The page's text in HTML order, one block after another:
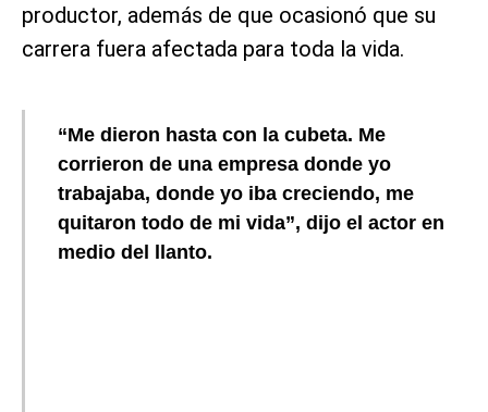
productor, además de que ocasionó que su
carrera fuera afectada para toda la vida.
“Me dieron hasta con la cubeta. Me
corrieron de una empresa donde yo
trabajaba, donde yo iba creciendo, me
quitaron todo de mi vida”, dijo el actor en
medio del llanto.